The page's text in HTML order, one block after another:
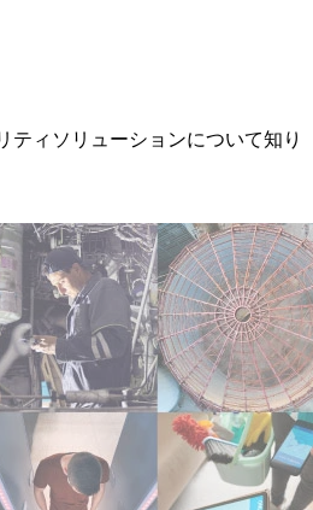
ティソリューションについて知り